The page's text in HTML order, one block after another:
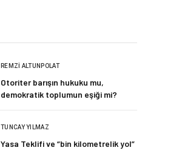
REMZI ALTUNPOLAT
Otoriter barışın hukuku mu,
demokratik toplumun eşiği mi?
TUNCAY YILMAZ
Yasa Teklifi ve “bin kilometrelik yol”